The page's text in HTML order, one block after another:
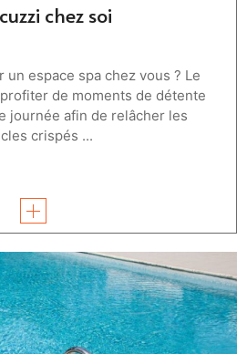
chez soi
un espace spa chez vous ? Le
de moments de détente
journée afin de relâcher les
crispés ...